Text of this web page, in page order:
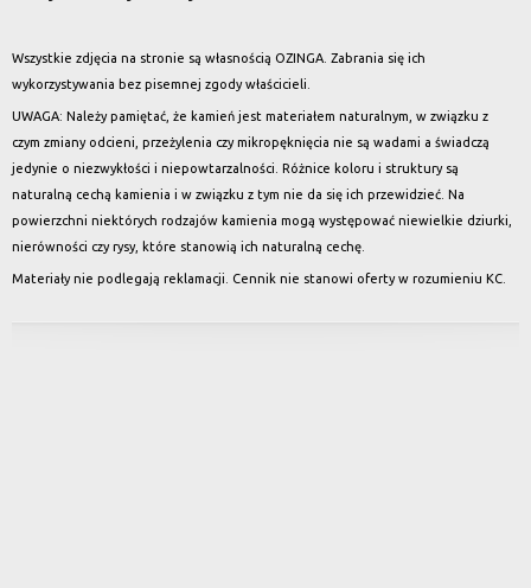
Wszystkie zdjęcia na stronie są własnością OZINGA. Zabrania się ich
wykorzystywania bez pisemnej zgody właścicieli.
UWAGA: Należy pamiętać, że kamień jest materiałem naturalnym, w związku z
czym zmiany odcieni, przeżylenia czy mikropęknięcia nie są wadami a świadczą
jedynie o niezwykłości i niepowtarzalności. Różnice koloru i struktury są
naturalną cechą kamienia i w związku z tym nie da się ich przewidzieć. Na
powierzchni niektórych rodzajów kamienia mogą występować niewielkie dziurki,
nierówności czy rysy, które stanowią ich naturalną cechę.
Materiały nie podlegają reklamacji. Cennik nie stanowi oferty w rozumieniu KC.